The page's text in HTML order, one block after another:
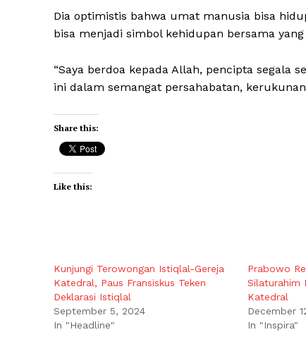
Dia optimistis bahwa umat manusia bisa
bisa menjadi simbol kehidupan bersama
“Saya berdoa kepada Allah, pencipta segala
ini dalam semangat persahabatan,
Share this:
Like this:
Kunjungi Terowongan Istiqlal-Gereja
Katedral, Paus Fransiskus Teken
Deklarasi Istiqlal
September 5, 2024
In "Headline"
Prabowo
Silaturahim
Katedral
December
In "Inspira"